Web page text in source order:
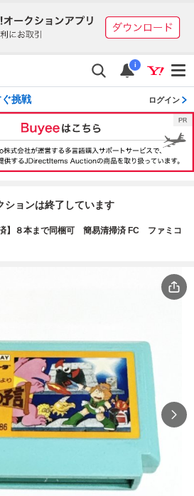
i
挑戦 ログイン
ションは終了しています
】８本まで同梱可 簡易清掃済 FC ファミコ